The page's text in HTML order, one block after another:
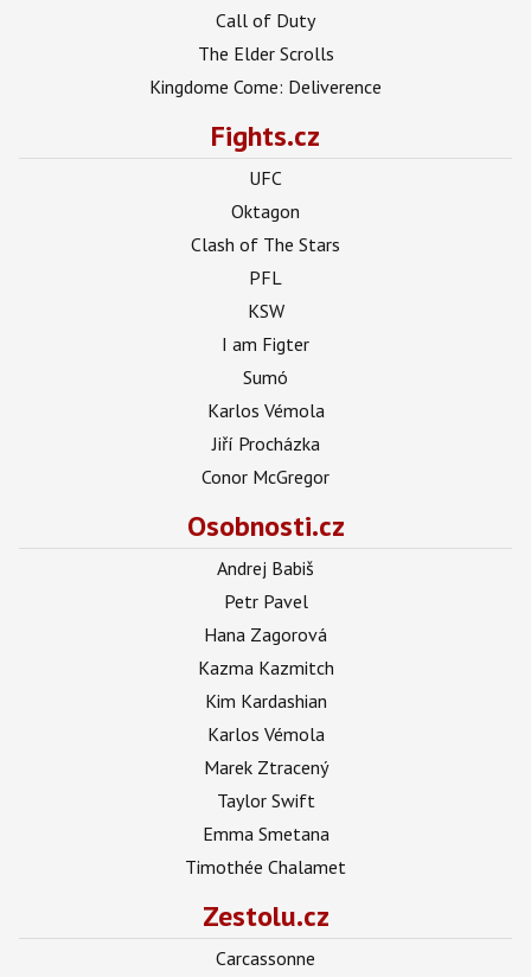
Call of Duty
The Elder Scrolls
Kingdome Come: Deliverence
Fights.cz
UFC
Oktagon
Clash of The Stars
PFL
KSW
I am Figter
Sumó
Karlos Vémola
Jiří Procházka
Conor McGregor
Osobnosti.cz
Andrej Babiš
Petr Pavel
Hana Zagorová
Kazma Kazmitch
Kim Kardashian
Karlos Vémola
Marek Ztracený
Taylor Swift
Emma Smetana
Timothée Chalamet
Zestolu.cz
Carcassonne